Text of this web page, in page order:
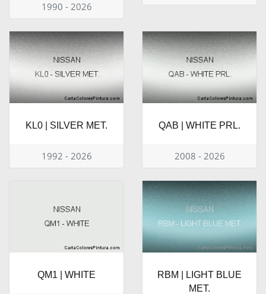
1990 - 2026
KL0 | SILVER MET.
1992 - 2026
QAB | WHITE PRL.
2008 - 2026
QM1 | WHITE
RBM | LIGHT BLUE
MET.